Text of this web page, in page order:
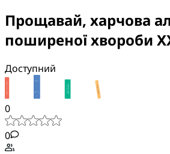
Прощавай, харчова
поширеної хвороби
Доступний
0
0